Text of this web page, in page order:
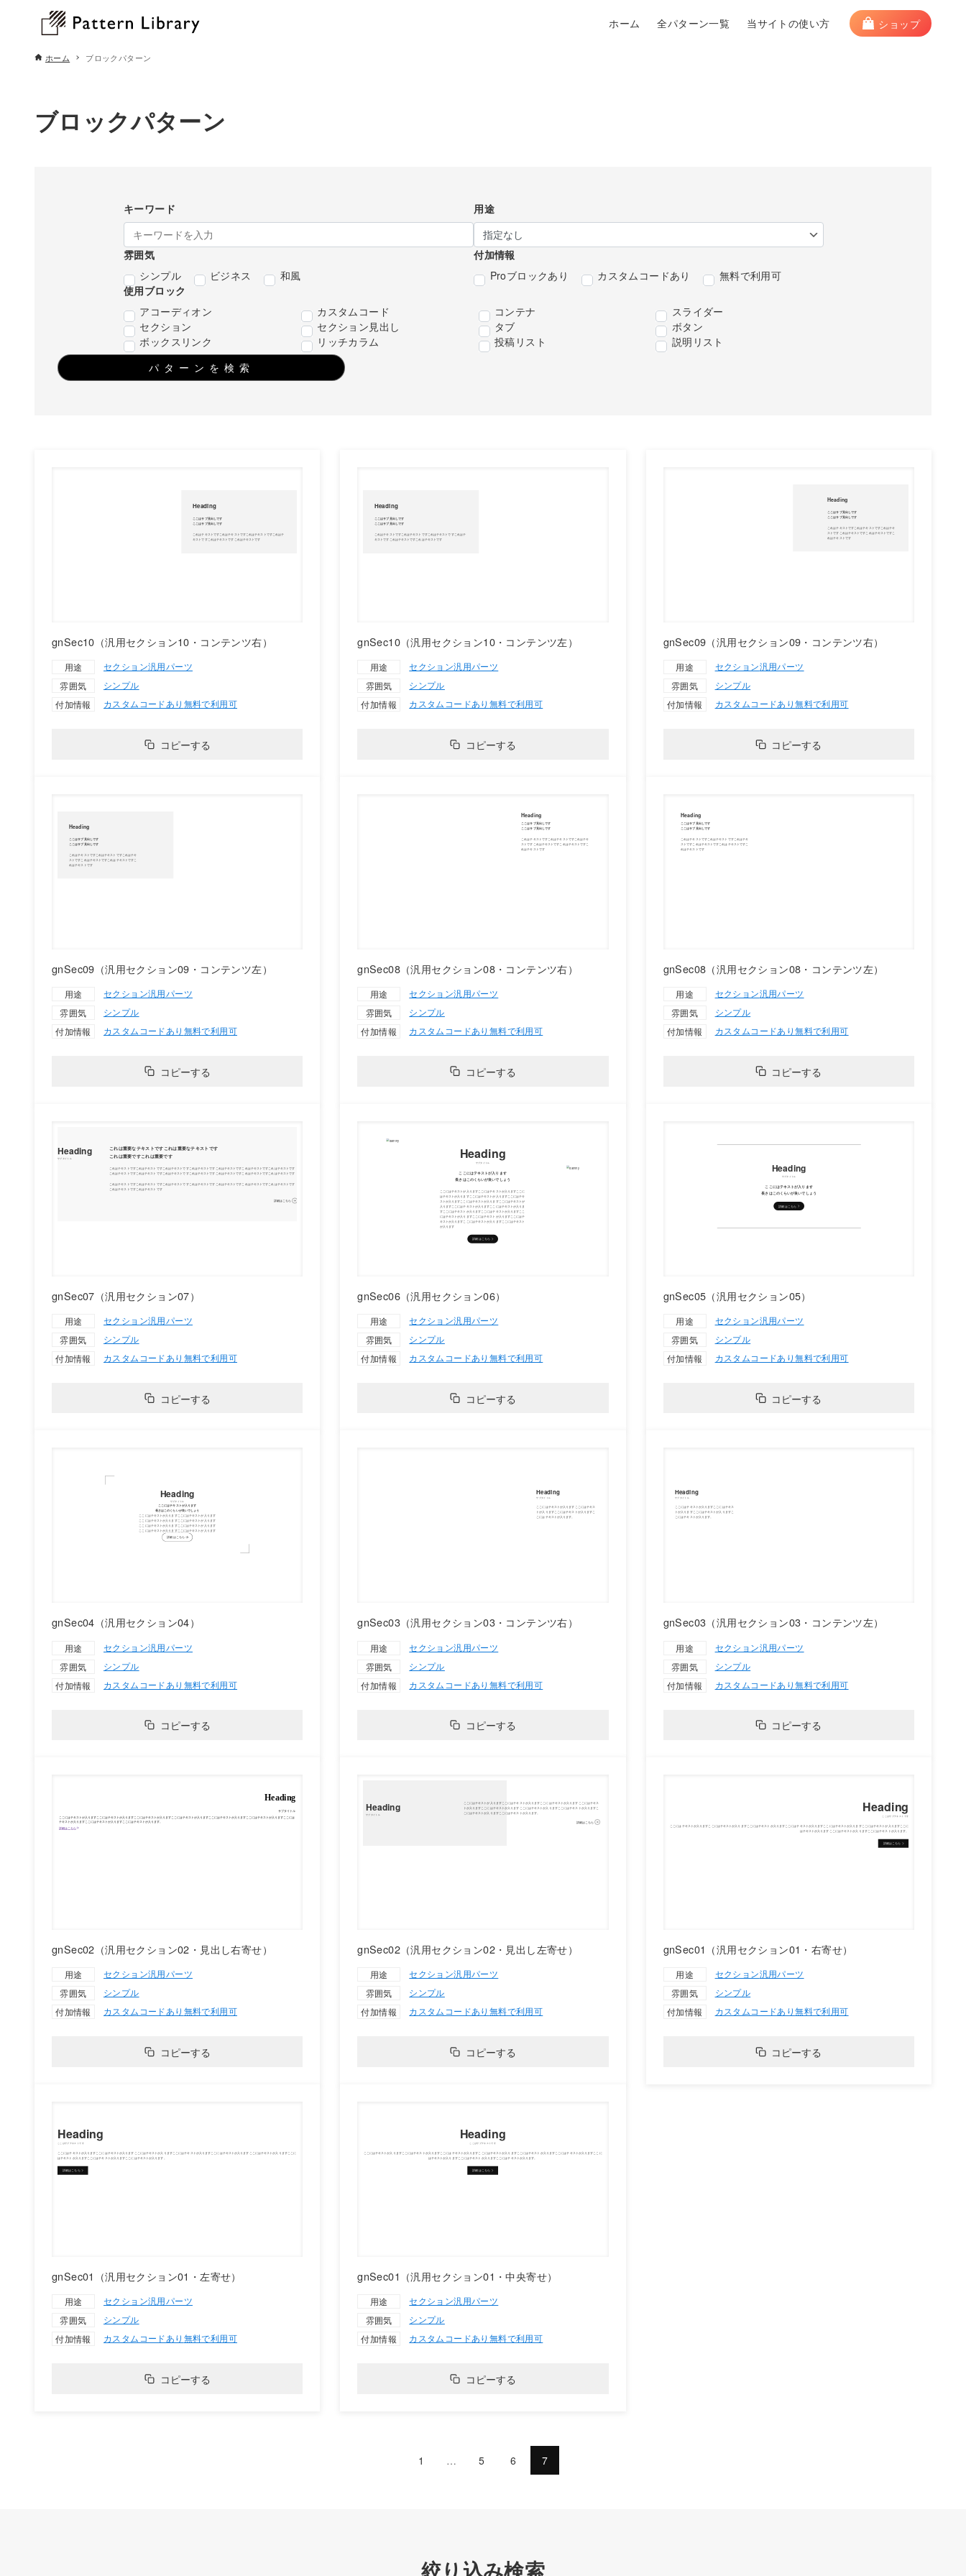
ホーム 全パターン一覧 当サイトの使い方 ショップ
ホーム ブロックパターン
ブロックパターン
キーワード 用途
雰囲気
シンプル
ビジネス 和風
付加情報
Proブロックあり
カスタムコードあり
無料で利用可
使用ブロック
アコーディオン
カスタムコード コンテナ
スライダー
セクション
セクション見出し タブ
ボタン
ボックスリンク
リッチカラム 投稿リスト
説明リスト
パターンを検索
gnSec10（汎用セクション10・コンテンツ右）
用途 セクション汎用パーツ
雰囲気
シンプル
付加情報
カスタムコードあり 無料で利用可
コピーする
gnSec10（汎用セクション10・コンテンツ左）
用途 セクション汎用パーツ
雰囲気
シンプル
付加情報
カスタムコードあり 無料で利用可
コピーする
gnSec09（汎用セクション09・コンテンツ右）
用途 セクション汎用パーツ
雰囲気
シンプル
付加情報
カスタムコードあり無料で利用可
コピーする
gnSec09（汎用セクション09・コンテンツ左）
用途 セクション汎用パーツ
雰囲気
シンプル
付加情報
カスタムコードあり 無料で利用可
コピーする
gnSec08（汎用セクション08・コンテンツ右）
用途 セクション汎用パーツ
雰囲気
シンプル
付加情報
カスタムコードあり 無料で利用可
コピーする
gnSec08（汎用セクション08・コンテンツ左）
用途 セクション汎用パーツ
雰囲気
シンプル
付加情報
カスタムコードあり無料で利用可
コピーする
gnSec07（汎用セクション07）
用途 セクション汎用パーツ
雰囲気
シンプル
付加情報
カスタムコードあり 無料で利用可
コピーする
gnSec06（汎用セクション06）
用途 セクション汎用パーツ
雰囲気
シンプル
付加情報
カスタムコードあり 無料で利用可
コピーする
gnSec05（汎用セクション05）
用途 セクション汎用パーツ
雰囲気
シンプル
付加情報
カスタムコードあり無料で利用可
コピーする
gnSec04（汎用セクション04）
用途 セクション汎用パーツ
雰囲気
シンプル
付加情報
カスタムコードあり 無料で利用可
コピーする
gnSec03（汎用セクション03・コンテンツ右）
用途 セクション汎用パーツ
雰囲気
シンプル
付加情報
カスタムコードあり 無料で利用可
コピーする
gnSec03（汎用セクション03・コンテンツ左）
用途 セクション汎用パーツ
雰囲気
シンプル
付加情報
カスタムコードあり無料で利用可
コピーする
gnSec02（汎用セクション02・見出し右寄せ）
用途 セクション汎用パーツ
雰囲気
シンプル
付加情報
カスタムコードあり 無料で利用可
コピーする
gnSec02（汎用セクション02・見出し左寄せ）
用途 セクション汎用パーツ
雰囲気
シンプル
付加情報
カスタムコードあり 無料で利用可
コピーする
gnSec01（汎用セクション01・右寄せ）
用途 セクション汎用パーツ
雰囲気
シンプル
付加情報
カスタムコードあり無料で利用可
コピーする
gnSec01（汎用セクション01・左寄せ）
用途 セクション汎用パーツ
雰囲気
シンプル
付加情報
カスタムコードあり 無料で利用可
コピーする
gnSec01（汎用セクション01・中央寄せ）
用途 セクション汎用パーツ
雰囲気
シンプル
付加情報
カスタムコードあり 無料で利用可
コピーする
1 … 5 6 7
絞り込み検索